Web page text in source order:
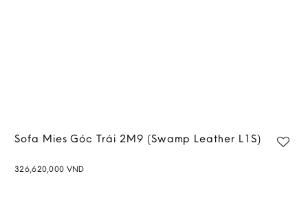
Sofa Mies Góc Trái 2M9 (Swamp Leather L1S)
326,620,000 VND